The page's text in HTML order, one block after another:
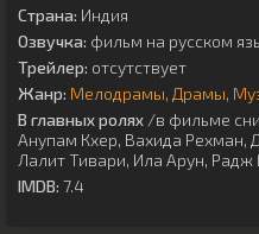
Страна: Индия
Озвучка: фильм на русском
Трейлер: отсутствует
Жанр: Мелодрамы Драмы
В главных ролях /в фильме
Анупам Кхер, Вахида Рехман,
Лалит Тивари, Ила Арун, Радж
IMDB: 7.4